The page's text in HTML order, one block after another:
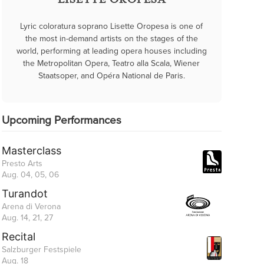
Lyric coloratura soprano Lisette Oropesa is one of
the most in-demand artists on the stages of the
world, performing at leading opera houses including
the Metropolitan Opera, Teatro alla Scala, Wiener
Staatsoper, and Opéra National de Paris.
Upcoming Performances
Masterclass
Presto Arts
Aug. 04, 05, 06
Turandot
Arena di Verona
Aug. 14, 21, 27
Recital
Salzburger Festspiele
Aug. 18